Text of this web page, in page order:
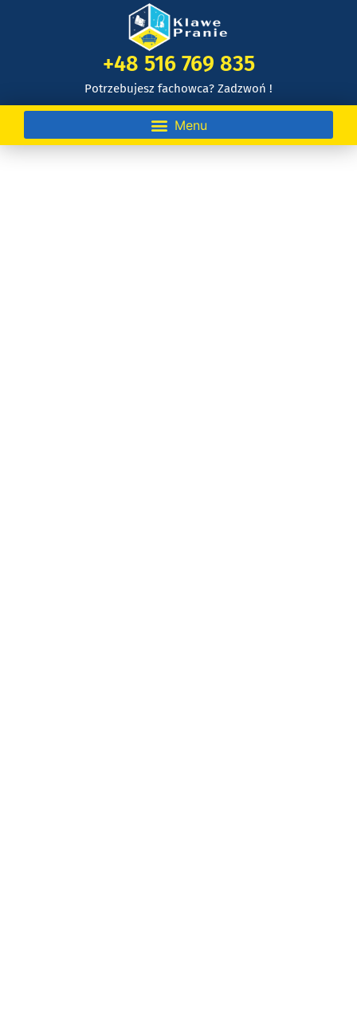
+48 516 769 835
Potrzebujesz fachowca? Zadzwoń !